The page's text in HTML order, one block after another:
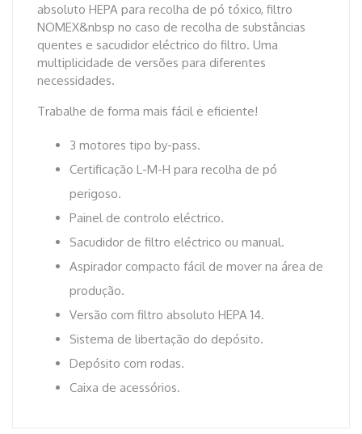
absoluto HEPA para recolha de pó tóxico, filtro
NOMEX&nbsp no caso de recolha de substâncias
quentes e sacudidor eléctrico do filtro. Uma
multiplicidade de versões para diferentes
necessidades.
Trabalhe de forma mais fácil e eficiente!
3 motores tipo by-pass.
Certificação L-M-H para recolha de pó
perigoso.
Painel de controlo eléctrico.
Sacudidor de filtro eléctrico ou manual.
Aspirador compacto fácil de mover na área de
produção.
Versão com filtro absoluto HEPA 14.
Sistema de libertação do depósito.
Depósito com rodas.
Caixa de acessórios.